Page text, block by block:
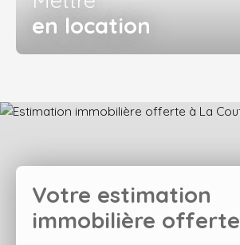
en location
Votre estimation
immobilière offerte